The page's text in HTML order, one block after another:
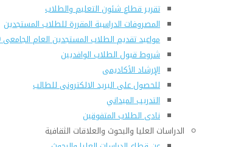
تقرير قطاع شئون التعليم والطلاب
المصروفات الدراسية المقررة للطلاب المستجدين
مواعيد تقديم الطلاب المستجدين العام الجامعى 2019/2020
شروط قبول الطلاب الوافديين
الإرشاد الأكاديمى
للحصول على البريد الالكترونى للطالب
التدريب الميداني
نادى الطلاب المتفوقين
الدراسات العليا والبحوث والعلاقات الثقافية